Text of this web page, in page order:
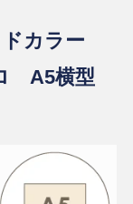
ドカラー
A5横型